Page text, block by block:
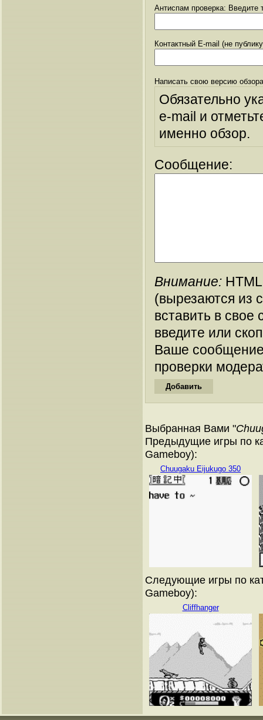
Антиспам проверка: Введите
Контактный E-mail (не
Написать свою версию
Обязательно
e-mail и
именно обзор.
Сообщение:
Внимание:
(вырезаются из
вставить в
введите или
Ваше
проверки
Выбранная Вами "
Предыдущие игры по
Gameboy):
Chuugaku Eijukugo 350
Следующие игры по
Gameboy):
Cliffhanger